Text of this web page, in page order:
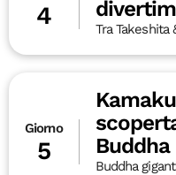
4 Tra Takeshita
Giorno
5
Buddha
Buddha